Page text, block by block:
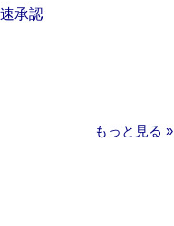
承認
もっと見る »